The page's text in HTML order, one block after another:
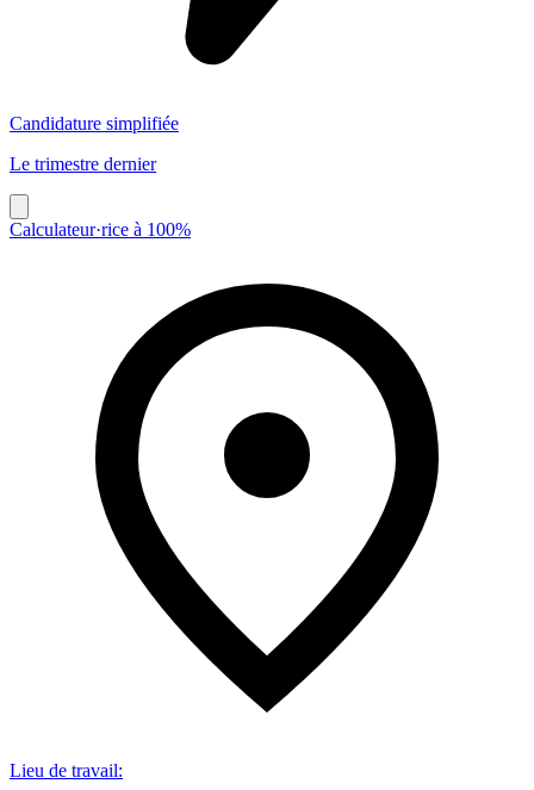
Candidature simplifiée
Le trimestre dernier
Calculateur·rice à 100%
Lieu de travail: